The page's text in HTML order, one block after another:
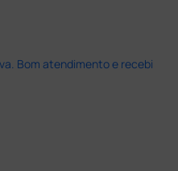
Bom atendimento e recebi